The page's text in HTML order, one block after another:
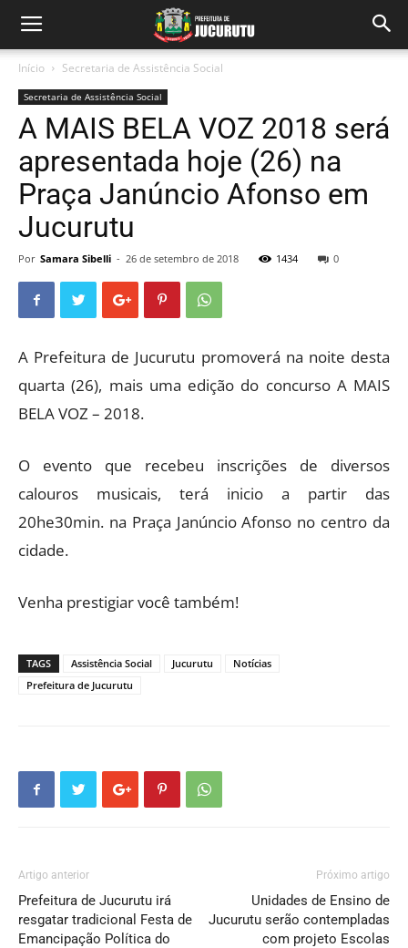
Início Secretaria de Assistência Social
Secretaria de Assistência Social
A MAIS BELA VOZ 2018 será
apresentada hoje (26) na
Praça Janúncio Afonso em
Jucurutu
Por Samara Sibelli - 26 de setembro de 2018 1434 0
A Prefeitura de Jucurutu promoverá na noite desta
quarta (26), mais uma edição do concurso A MAIS
BELA VOZ – 2018.
O evento que recebeu inscrições de diversos
calouros musicais, terá inicio a partir das
20he30min. na Praça Janúncio Afonso no centro da
cidade.
Venha prestigiar você também!
TAGS Assistência Social Jucurutu
Notícias
Prefeitura de Jucurutu
Artigo anterior
Prefeitura de Jucurutu irá
resgatar tradicional Festa de
Emancipação Política do
Próximo artigo
Unidades de Ensino de
Jucurutu serão contempladas
com projeto Escolas